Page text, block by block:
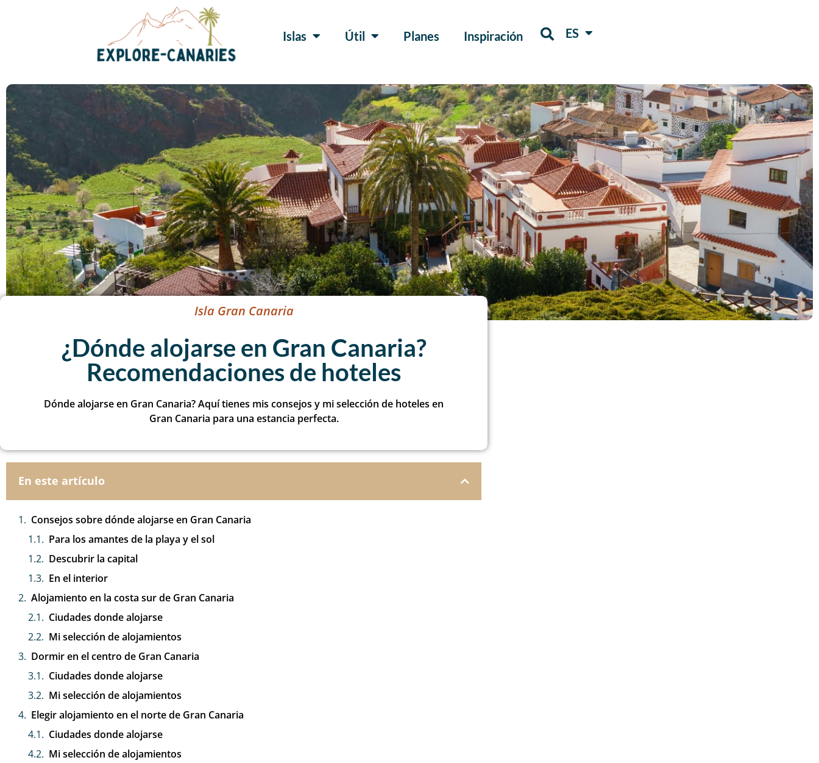
Islas Útil Planes Inspiración ES
FR
Isla Gran Canaria
¿Dónde alojarse en Gran Canaria?
Recomendaciones de hoteles
Dónde alojarse en Gran Canaria? Aquí tienes mis consejos y mi selección de hoteles en
Gran Canaria para una estancia perfecta.
En este artículo
Consejos sobre dónde alojarse en Gran Canaria
Para los amantes de la playa y el sol
Descubrir la capital
En el interior
Alojamiento en la costa sur de Gran Canaria
Ciudades donde alojarse
Mi selección de alojamientos
Dormir en el centro de Gran Canaria
Ciudades donde alojarse
Mi selección de alojamientos
Elegir alojamiento en el norte de Gran Canaria
Ciudades donde alojarse
Mi selección de alojamientos